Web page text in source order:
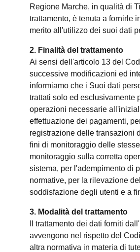
Regione Marche, in qualità di
trattamento, è tenuta a fornirle
merito all'utilizzo dei suoi dati
2. Finalità del trattamento
Ai sensi dell'articolo 13 del
successive modificazioni ed
informiamo che i Suoi dati
trattati solo ed esclusivamente
operazioni necessarie
effettuazione dei pagamenti,
registrazione delle transazioni
fini di monitoraggio delle
monitoraggio sulla corretta
sistema, per l'adempimento di
normative, per la rilevazione
soddisfazione degli utenti e a
3. Modalità del trattamento
Il trattamento dei dati forniti
avvengono nel rispetto del
altra normativa in materia di